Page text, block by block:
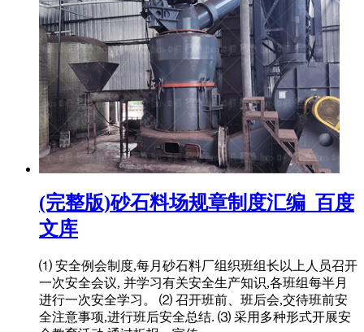
(完整版)砂石料场规章制度汇编_百度
文库
⑴ 安全例会制度,每月砂石料厂组织班组长以上人员召开
一次安全会议, 并学习有关安全生产知识,各班组每半月
进行一次安全学习。 ⑵ 召开班前、班后会,交待班前安
全注意事项,进行班后安全总结. ⑶ 采用多种形式开展安